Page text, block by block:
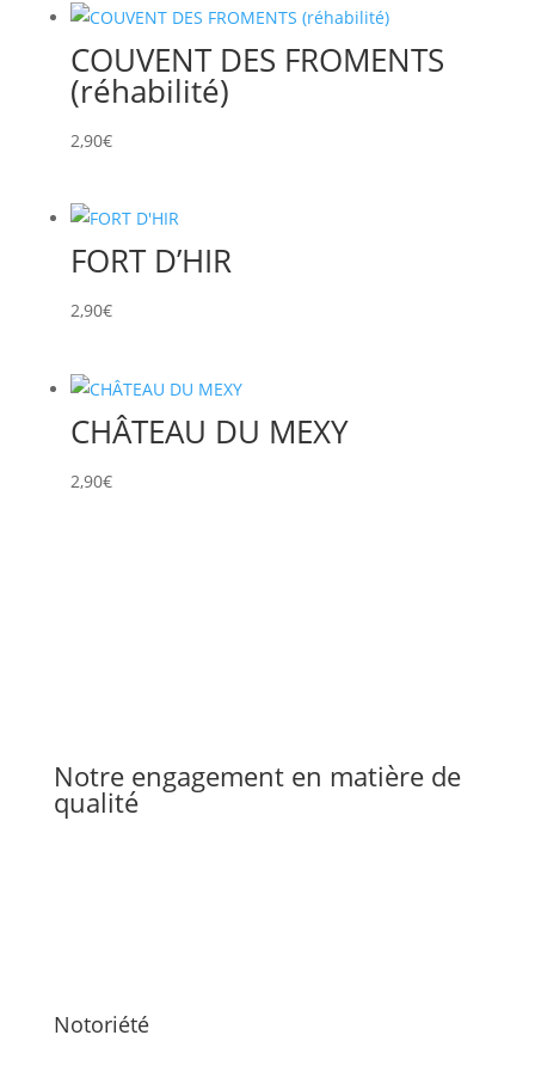
COUVENT DES FROMENTS
(réhabilité)
2,90€
FORT D’HIR
2,90€
CHÂTEAU DU MEXY
2,90€
Notre engagement en matière de
qualité
Notoriété